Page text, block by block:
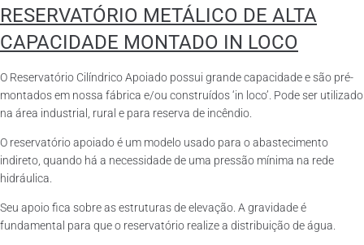
RESERVATÓRIO METÁLICO DE ALTA
CAPACIDADE MONTADO IN LOCO
O Reservatório Cilíndrico Apoiado possui grande capacidade e são pré-
montados em nossa fábrica e/ou construídos ‘in loco’. Pode ser utilizado
na área industrial, rural e para reserva de incêndio.
O reservatório apoiado é um modelo usado para o abastecimento
indireto, quando há a necessidade de uma pressão mínima na rede
hidráulica.
Seu apoio fica sobre as estruturas de elevação. A gravidade é
fundamental para que o reservatório realize a distribuição de água.